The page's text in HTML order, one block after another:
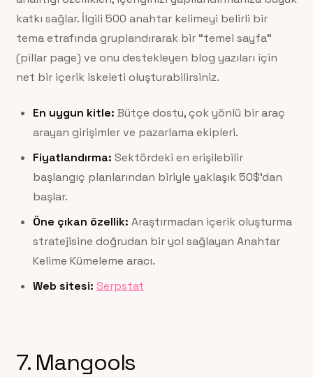
katkı sağlar. İlgili 500 anahtar kelimeyi belirli bir
tema etrafında gruplandırarak bir “temel sayfa”
(pillar page) ve onu destekleyen blog yazıları için
net bir içerik iskeleti oluşturabilirsiniz.
En uygun kitle: Bütçe dostu, çok yönlü bir araç
arayan girişimler ve pazarlama ekipleri.
Fiyatlandırma: Sektördeki en erişilebilir
başlangıç planlarından biriyle yaklaşık 50$’dan
başlar.
Öne çıkan özellik: Araştırmadan içerik oluşturma
stratejisine doğrudan bir yol sağlayan Anahtar
Kelime Kümeleme aracı.
Web sitesi: Serpstat
7. Mangools